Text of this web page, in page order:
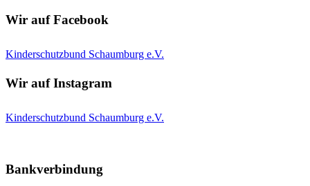
Wir auf Facebook
Kinderschutzbund Schaumburg e.V.
Wir auf Instagram
Kinderschutzbund Schaumburg e.V.
Bankverbindung